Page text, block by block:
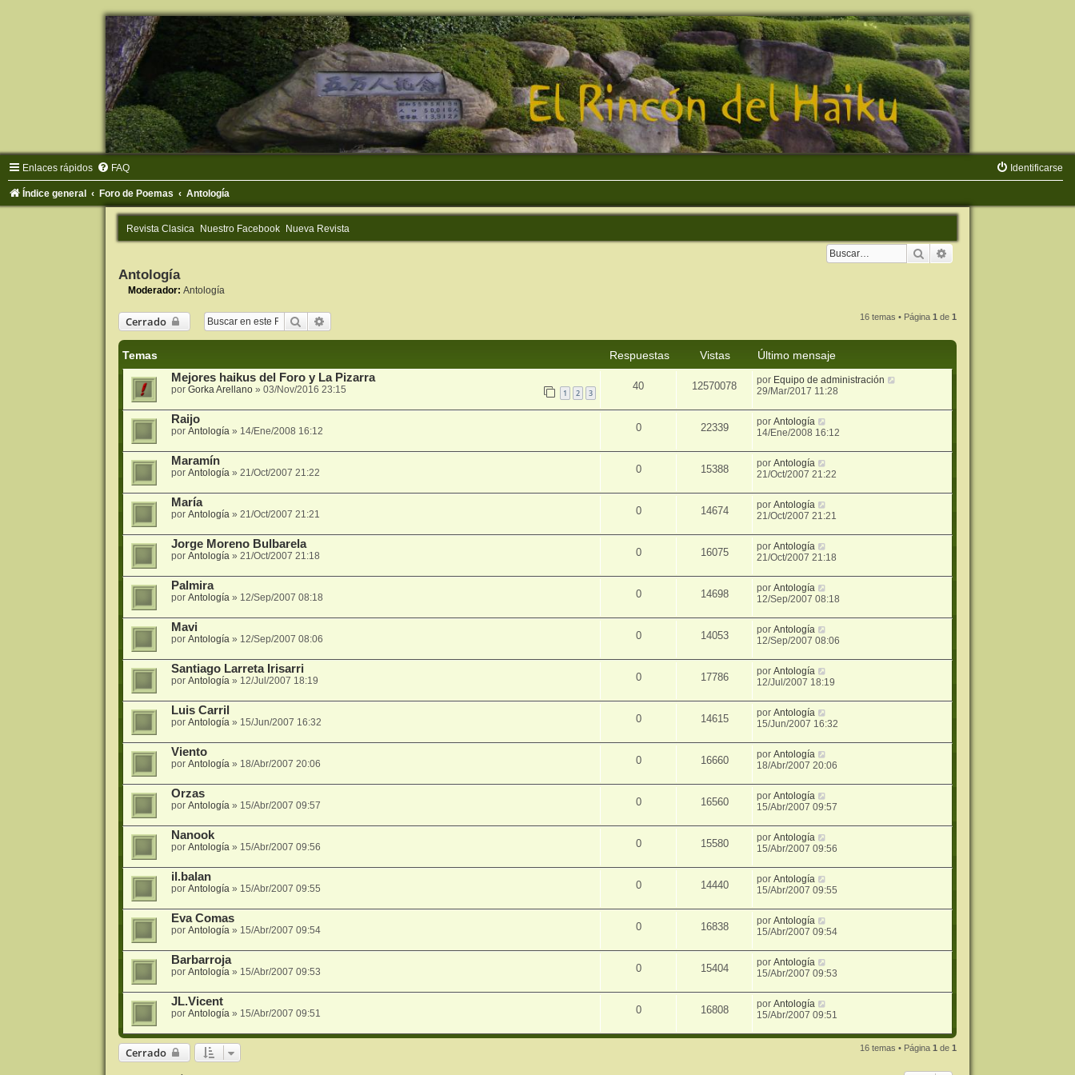
Enlaces rápidos FAQ Identificarse
Índice general Foro de Poemas Antología
Revista Clasica Nuestro Facebook Nueva Revista
Buscar
Antología
Moderador: Antología
Cerrado Buscar 16 temas • Página1 de1
Temas Respuestas Vistas
Último mensaje
Mejores haikus del Foro y La Pizarra
por Gorka Arellano» 03/Nov/2016 23:15 1 2 3
40 12570078 por Equipo de administración
29/Mar/2017 11:28
Raijo
por Antología » 14/Ene/2008 16:12 0 22339 porAntología
14/Ene/2008 16:12
Maramín
por Antología » 21/Oct/2007 21:22 0 15388 porAntología
21/Oct/2007 21:22
María
por Antología » 21/Oct/2007 21:21 0 14674 porAntología
21/Oct/2007 21:21
Jorge Moreno Bulbarela
por Antología » 21/Oct/2007 21:18 0 16075 porAntología
21/Oct/2007 21:18
Palmira
por Antología » 12/Sep/2007 08:18 0 14698 porAntología
12/Sep/2007 08:18
Mavi
por Antología » 12/Sep/2007 08:06 0 14053 porAntología
12/Sep/2007 08:06
Santiago Larreta Irisarri
por Antología » 12/Jul/2007 18:19 0 17786 porAntología
12/Jul/2007 18:19
Luis Carril
por Antología » 15/Jun/2007 16:32 0 14615 porAntología
15/Jun/2007 16:32
Viento
por Antología » 18/Abr/2007 20:06 0 16660 porAntología
18/Abr/2007 20:06
Orzas
por Antología » 15/Abr/2007 09:57 0 16560 porAntología
15/Abr/2007 09:57
Nanook
por Antología » 15/Abr/2007 09:56 0 15580 porAntología
15/Abr/2007 09:56
il.balan
por Antología » 15/Abr/2007 09:55 0 14440 porAntología
15/Abr/2007 09:55
Eva Comas
por Antología » 15/Abr/2007 09:54 0 16838 porAntología
15/Abr/2007 09:54
Barbarroja
por Antología » 15/Abr/2007 09:53 0 15404 porAntología
15/Abr/2007 09:53
JL.Vicent
por Antología » 15/Abr/2007 09:51 0 16808 porAntología
15/Abr/2007 09:51
Cerrado 16 temas • Página1 de1